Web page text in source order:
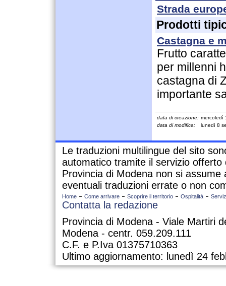
Strada
Prodotti
Castagna e
Frutto
per millenni
castagna di
importante
data di creazione: mercoledì
data di modifica:
lunedì 8
Le traduzioni multilingue del sito
automatico tramite il servizio
Provincia di Modena non si assume
eventuali traduzioni errate o non
Home Come arrivare Scoprire il territorio Ospitalità
Contatta la redazione
Provincia di Modena - Viale Martiri
Modena - centr. 059.209.111
C.F. e P.Iva 01375710363
Ultimo aggiornamento: lunedì 24